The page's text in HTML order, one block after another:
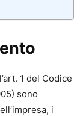
1 del Codice
sono
i